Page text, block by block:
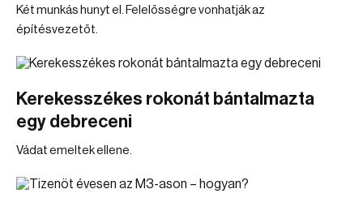
Két munkás hunyt el. Felelősségre vonhatják az
építésvezetőt.
Kerekesszékes rokonát bántalmazta
egy debreceni
Vádat emeltek ellene.